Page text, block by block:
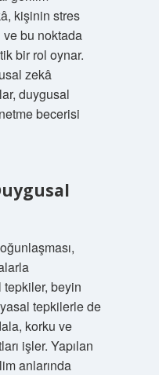
kişinin stres
bu noktada
bir rol oynar.
zekâ
duygusal
becerisi
beyin
tepkilerle de
korku ve
işler. Yapılan
anlarında